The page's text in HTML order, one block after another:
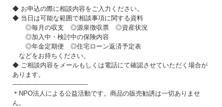
◆ お申込の際に相談内容をご入力ください。
◆ 当日は可能な範囲で相談事項に関する資料
◎毎月の収支 ◎源泉徴収票 ◎資産状況
◎加入中・検討中の保険内容
◎年金定期便 ◎住宅ローン返済予定表
などをお持ちください。
◆ ご相談内容をメールもしくは電話にて確認させていただく場合が
あります。
--------------------------------------
＊NPO法人による公益活動です。商品の販売勧誘は一切ありませ
ん。